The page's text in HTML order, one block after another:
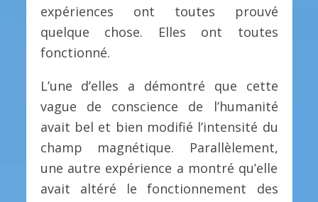
expériences ont toutes prouvé
quelque chose. Elles ont toutes
fonctionné.
L’une d’elles a démontré que cette
vague de conscience de l’humanité
avait bel et bien modifié l’intensité du
champ magnétique. Parallèlement,
une autre expérience a montré qu’elle
avait altéré le fonctionnement des